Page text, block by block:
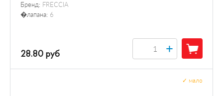
Бренд: FRECCIA
�лапана: 6
28.80 руб +
мало